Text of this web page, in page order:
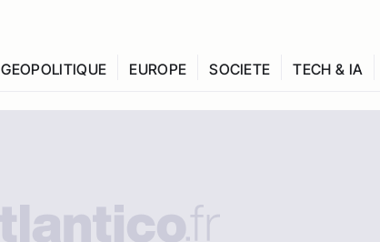
GEOPOLITIQUE EUROPE SOCIETE TECH & IA